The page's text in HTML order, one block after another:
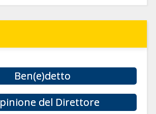
Ben(e)detto
del Direttore